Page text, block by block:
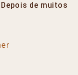
de muitos